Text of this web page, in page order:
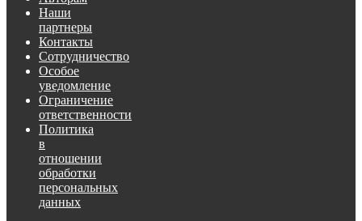
Наши
партнеры
Контакты
Сотрудничество
Особое
уведомление
Ограничение
ответственности
Политика
в
отношении
обработки
персональных
данных